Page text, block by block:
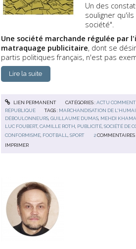
Un des
souligner
société".
Une société marchande régulée par
matraquage publicitaire, dont se
partis politiques français, n'est pas
Lire la suite
LIEN PERMANENT CATÉGORIES :ACTU
RÉPUBLIQUE
TAGS : MARCHANDISATION DE
DÉBOULONNEURS ,GUILLAUME DUMAS MEHDI
LUC FOUBERT,CAMILLE ROTH PUBLICITÉ ,SOCIÉTÉ DE
CONFORMISME FOOTBALL ,SPORT 2 COMMENTAIRES
IMPRIMER